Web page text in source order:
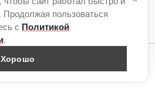
пользоваться
с Политикой
.
Хорошо